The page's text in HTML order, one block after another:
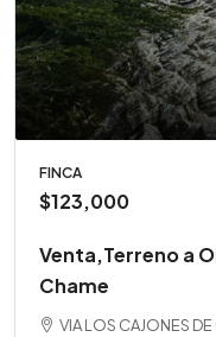
FINCA
$123,000
Venta,Terreno a
Chame
VIA LOS CAJONES